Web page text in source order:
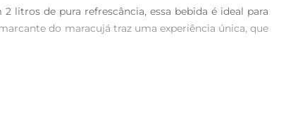
litros de pura refrescância, essa bebida é ideal para
do maracujá traz uma experiência única, que
pela sua qualidade e pelo prazer que oferece em